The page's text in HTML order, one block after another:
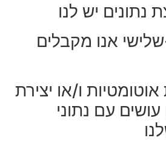
נתונים יש לנו
אנו מקבלים
ו/או יצירת
עם נתוני